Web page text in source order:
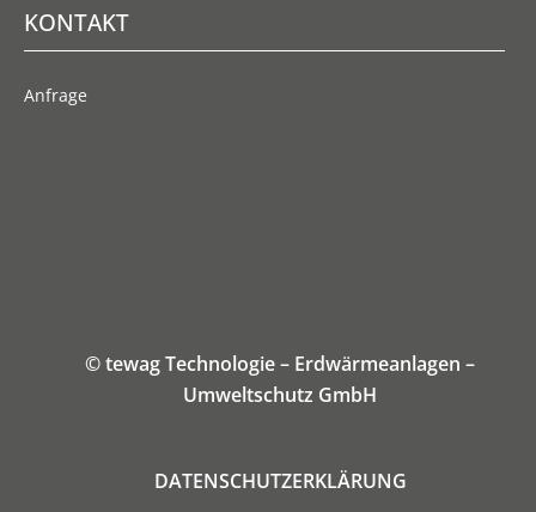
KONTAKT
Anfrage
© tewag Technologie – Erdwärmeanlagen –
Umweltschutz GmbH
DATENSCHUTZERKLÄRUNG